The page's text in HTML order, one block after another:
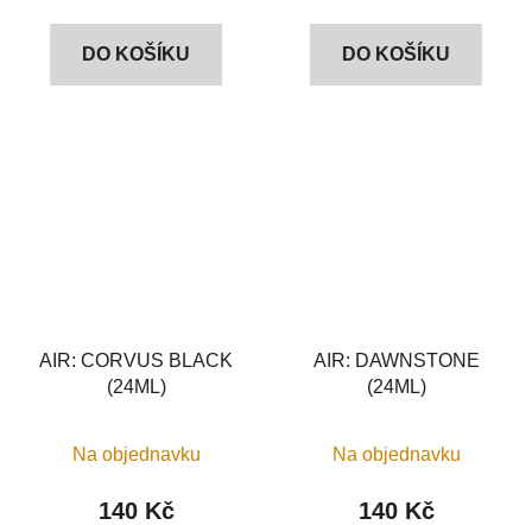
DO KOŠÍKU DO KOŠÍKU
AIR: CORVUS BLACK
(24ML)
Na objednavku
140 Kč
AIR: DAWNSTONE
(24ML)
Na objednavku
140 Kč